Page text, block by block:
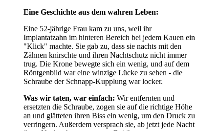
Eine Geschichte aus dem wahren Leben:
Eine 52-jährige Frau kam zu uns, weil ihr
Implantatzahn im hinteren Bereich bei jedem Kauen ein
"Klick" machte. Sie gab zu, dass sie nachts mit den
Zähnen knirschte und ihren Nachtschutz nicht immer
trug. Die Krone bewegte sich ein wenig, und auf dem
Röntgenbild war eine winzige Lücke zu sehen - die
Schraube der Schnapp-Kupplung war locker.
Was wir taten, war einfach: Wir entfernten und
ersetzten die Schraube, zogen sie auf die richtige Höhe
an und glätteten ihren Biss ein wenig, um den Druck zu
verringern. Außerdem versprach sie, ab jetzt jede Nacht